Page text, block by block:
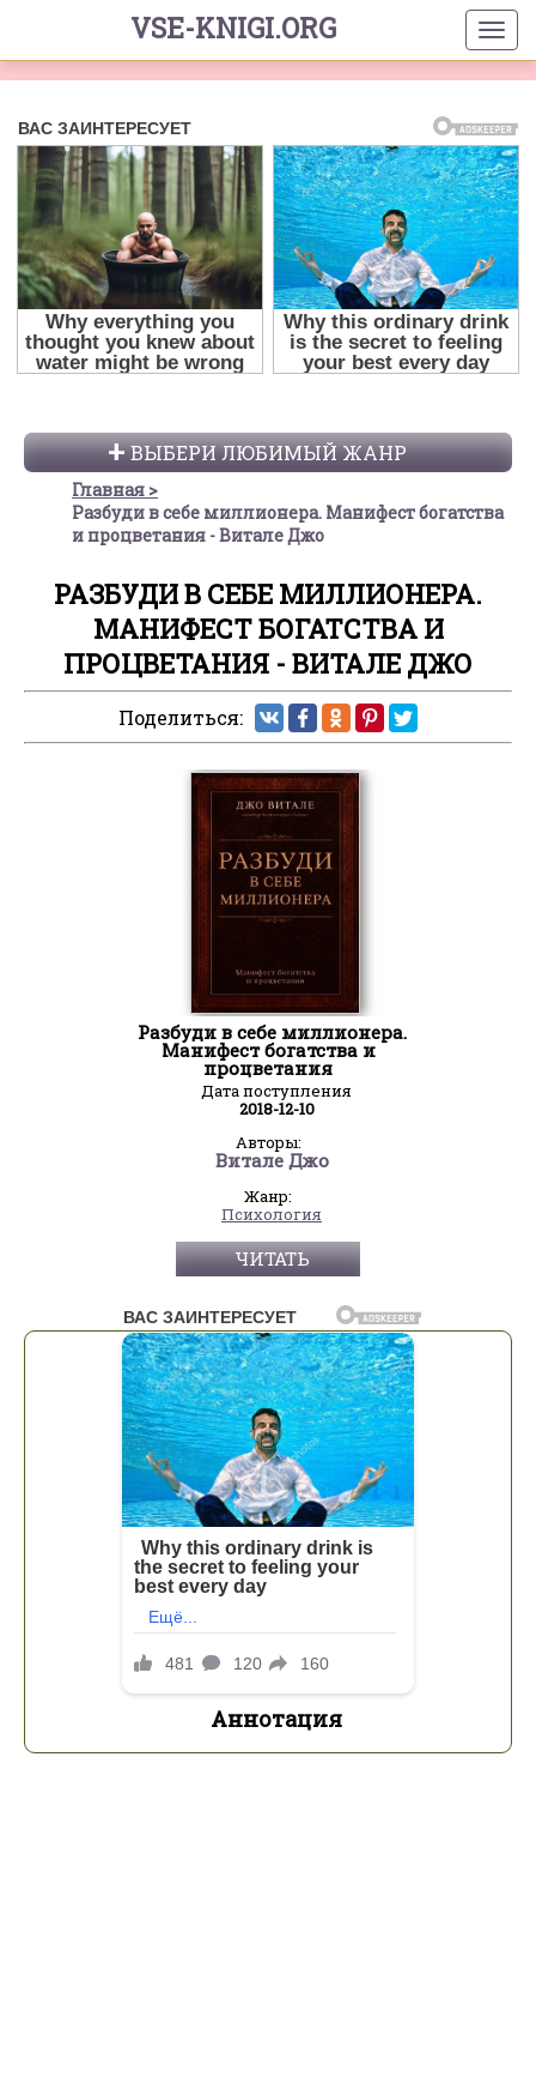
VSE-KNIGI.ORG
ВЫБЕРИ ЛЮБИМЫЙ ЖАНР
Главная
Разбуди в себе миллионера. Манифест богатства
и процветания - Витале Джо
РАЗБУДИ В СЕБЕ МИЛЛИОНЕРА.
МАНИФЕСТ БОГАТСТВА И
ПРОЦВЕТАНИЯ - ВИТАЛЕ ДЖО
Поделиться:
Разбуди в себе миллионера.
Манифест богатства и
процветания
Дата поступления
2018-12-10
Авторы:
Витале Джо
Жанр:
Психология
ЧИТАТЬ
Аннотация